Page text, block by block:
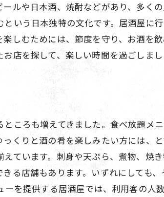
ルや日本酒、焼酎などがあり、多く
いう日本独特の文化です。居酒屋に
しむためには、節度を守り、お酒を
店を探して、楽しい時間を過ごしまし
ころも増えてきました。食べ放題メ
くりと酒の肴を楽しみたい方には、
ています。刺身や天ぷら、煮物、焼
る店舗もあります。いずれにしても
を提供する居酒屋では、利用客の人